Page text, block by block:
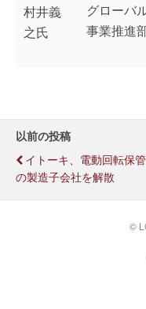
村井義
之氏
グローバ
事業推進
以前の投稿
イトーキ、電動回転保
の製造子会社を解散
©